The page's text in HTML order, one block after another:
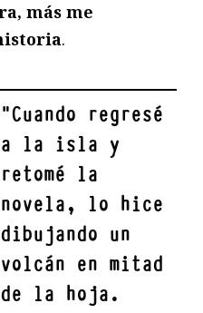
más me
.
"Cuando regresé
a la isla y
retomé la
novela, lo hice
dibujando un
volcán en mitad
de la hoja.